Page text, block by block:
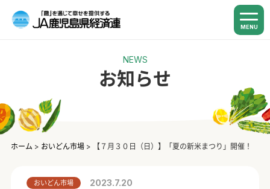
MENU
NEWS
お知らせ
ホーム > おいどん市場> 【７月３０日（日）】「夏の新米まつり」開催！
おいどん市場 2023.7.20